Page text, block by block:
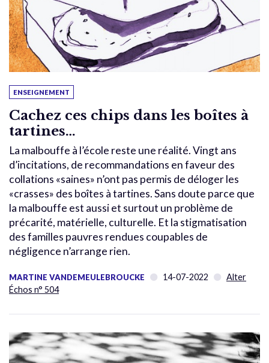
ENSEIGNEMENT
Cachez ces chips dans les boîtes à
tartines…
La malbouffe à l’école reste une réalité. Vingt ans
d’incitations, de recommandations en faveur des
collations «saines» n’ont pas permis de déloger les
«crasses» des boîtes à tartines. Sans doute parce que
la malbouffe est aussi et surtout un problème de
précarité, matérielle, culturelle. Et la stigmatisation
des familles pauvres rendues coupables de
négligence n’arrange rien.
MARTINE VANDEMEULEBROUCKE 14-07-2022
Alter
Échos n° 504